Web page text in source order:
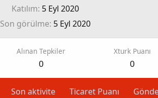
Katılım 5 Eyl 2020
Son görülme 5 Eyl 2020
Alınan Tepkiler
0
Xturk Puanı
0
Son aktivite Ticaret Puanı